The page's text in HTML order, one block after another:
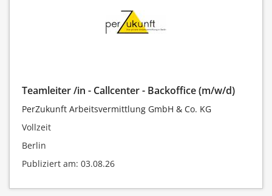
Teamleiter /in - Callcenter - Backoffice (m/w/d)
PerZukunft Arbeitsvermittlung GmbH & Co. KG
Vollzeit
Berlin
Publiziert am: 03.08.26